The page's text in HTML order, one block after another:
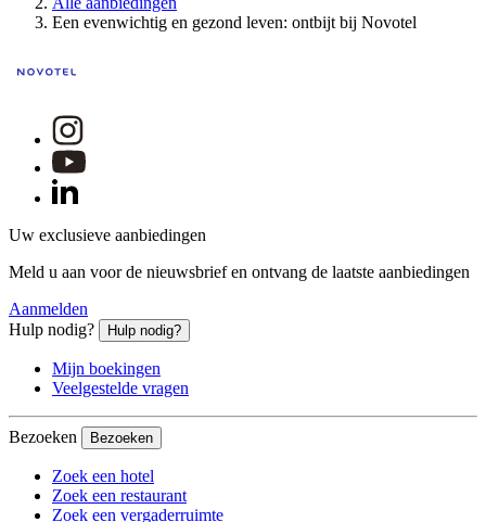
Amsterdam, Nederland
Novotel Amsterdam City
Novotel Amsterdam City, viersterrenhotel in Amsterdam vlak
bij congrescentrum RAI Amsterdam, is per auto op slechts 12
min van Schiphol en stadsctr. Organiseer grote of intieme
ev.mentn in onze 20 A´damse vergaderruimten, geniet van
gezonde gerechten in ons rest. en slaap rustig in modrne kmrs
met Nespresso-koffie en HD-TV. Met sauna's, gym en
stijlvolle bar zijn we een populaire keuze voor zakelijke
gasten en vakantiegangers. Er is een parkeerpl ter plaatse en
treinstn Amsterdam RAI ligt op 5 min lopen.
Home
Alle aanbiedingen